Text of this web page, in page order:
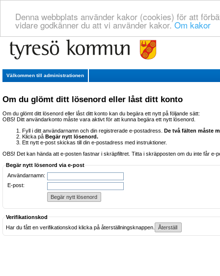
Denna webbplats använder kakor (cookies) för att
vidare godkänner du att vi använder kakor.Om kakor
Välkommen till administrationen
Om du glömt ditt lösenord eller låst ditt konto
Om du glömt ditt lösenord eller låst ditt konto kan du begära ett nytt på följande sätt:
OBS! Ditt användarkonto måste vara aktivt för att kunna begära ett nytt lösenord.
Fyll i ditt användarnamn och din registrerade e-postadress.
De två fälten måste
Klicka på Begär nytt lösenord.
Ett nytt e-post skickas till din e-postadress med instruktioner.
OBS! Det kan hända att e-posten fastnar i skräpfiltret. Titta i skräpposten om du inte får e-
Begär nytt lösenord via e-post
Användarnamn:
E-post:
Verifikationskod
Har du fått en verifikationskod klicka på återställningsknappen.